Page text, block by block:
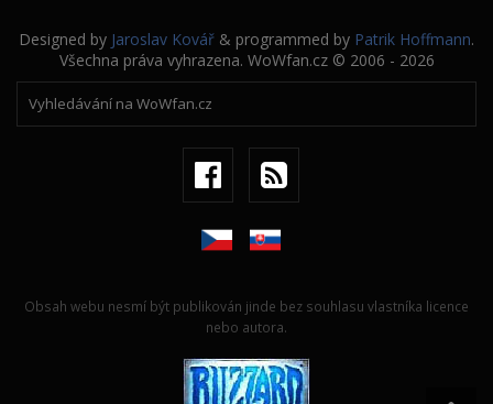
Designed by Jaroslav Kovář & programmed by Patrik Hoffmann.
Všechna práva vyhrazena. WoWfan.cz © 2006 - 2026
Obsah webu nesmí být publikován jinde bez souhlasu vlastníka licence
nebo autora.